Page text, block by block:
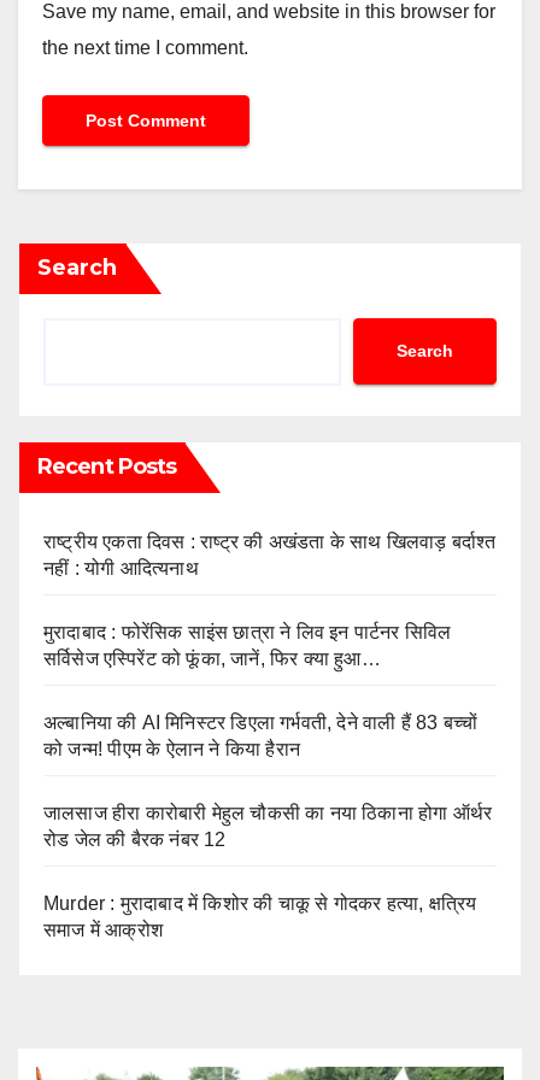
Save my name, email, and website in this browser for
the next time I comment.
Search
Search
Recent Posts
राष्ट्रीय एकता दिवस : राष्ट्र की अखंडता के साथ खिलवाड़ बर्दाश्त
नहीं : योगी आदित्यनाथ
मुरादाबाद : फोरेंसिक साइंस छात्रा ने लिव इन पार्टनर सिविल
सर्विसेज एस्पिरेंट को फूंका, जानें, फिर क्या हुआ…
अल्बानिया की AI मिनिस्‍टर डिएला गर्भवती, देने वाली हैं 83 बच्चों
को जन्‍म! पीएम के ऐलान ने किया हैरान
जालसाज हीरा कारोबारी मेहुल चौकसी का नया ठिकाना होगा ऑर्थर
रोड जेल की बैरक नंबर 12
Murder : मुरादाबाद में किशोर की चाकू से गोदकर हत्या, क्षत्रिय
समाज में आक्रोश